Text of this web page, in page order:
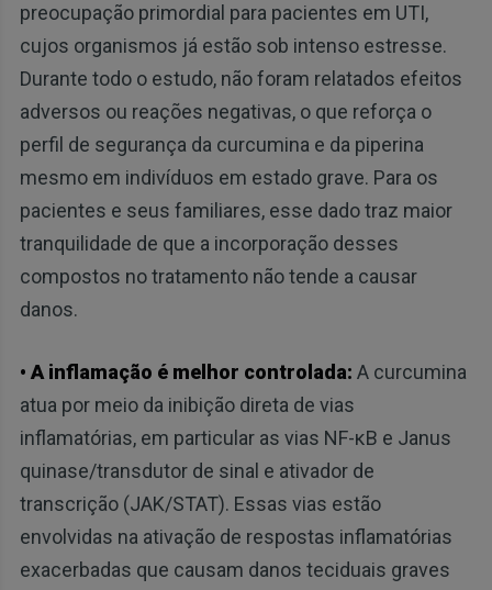
preocupação primordial para pacientes em UTI,
cujos organismos já estão sob intenso estresse.
Durante todo o estudo, não foram relatados efeitos
adversos ou reações negativas, o que reforça o
perfil de segurança da curcumina e da piperina
mesmo em indivíduos em estado grave. Para os
pacientes e seus familiares, esse dado traz maior
tranquilidade de que a incorporação desses
compostos no tratamento não tende a causar
danos.
• A inflamação é melhor controlada: A curcumina
atua por meio da inibição direta de vias
inflamatórias, em particular as vias NF-κB e Janus
quinase/transdutor de sinal e ativador de
transcrição (JAK/STAT). Essas vias estão
envolvidas na ativação de respostas inflamatórias
exacerbadas que causam danos teciduais graves